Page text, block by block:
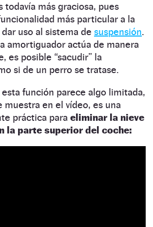
todavía más graciosa, pues
más particular a la
uso al sistema de suspensión.
amortiguador actúa de manera
es posible “sacudir” la
si de un perro se tratase.
función parece algo limitada,
muestra en el vídeo, es una
práctica para eliminar la nieve
la parte superior del coche: